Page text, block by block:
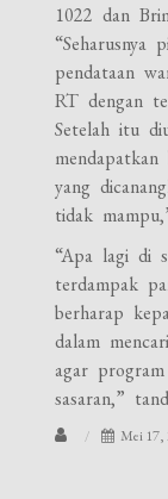
1022 dan
“Seharusnya
pendataan
RT dengan
Setelah itu
yang
tidak
“Apa lagi di
terdampak
berharap
dalam
agar
sasaran,”
Mei 17,